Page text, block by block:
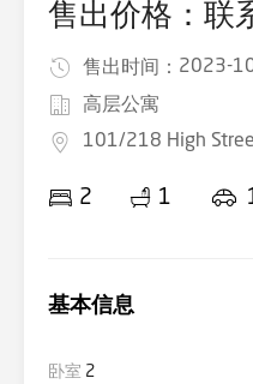
售出价格：联
售出时间： 2023-
高层公寓
101/218 High
2 1
基本信息
卧室 2